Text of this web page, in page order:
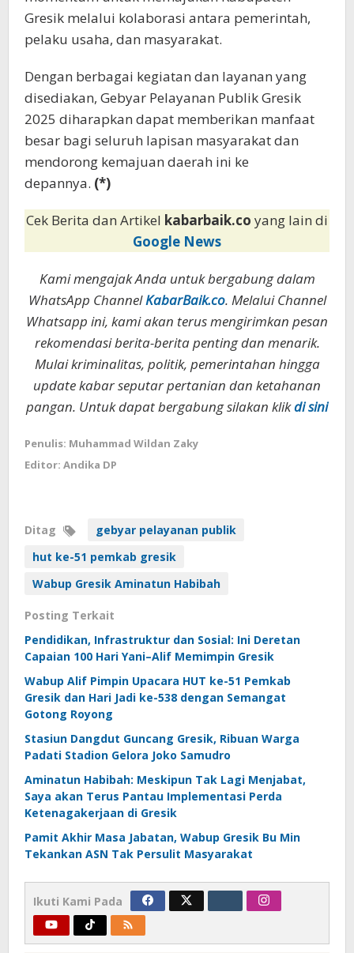
Gresik melalui kolaborasi antara pemerintah,
pelaku usaha, dan masyarakat.
Dengan berbagai kegiatan dan layanan yang
disediakan, Gebyar Pelayanan Publik Gresik
2025 diharapkan dapat memberikan manfaat
besar bagi seluruh lapisan masyarakat dan
mendorong kemajuan daerah ini ke
depannya. (*)
Cek Berita dan Artikel kabarbaik.co yang lain di
Google News
Kami mengajak Anda untuk bergabung dalam
WhatsApp ChannelKabarBaik.co. Melalui Channel
Whatsapp ini, kami akan terus mengirimkan pesan
rekomendasi berita-berita penting dan menarik.
Mulai kriminalitas, politik, pemerintahan hingga
update kabar seputar pertanian dan ketahanan
pangan. Untuk dapat bergabung silakan klikdi sini
Penulis: Muhammad Wildan Zaky
Editor: Andika DP
Ditag
gebyar pelayanan publik
hut ke-51 pemkab gresik
Wabup Gresik Aminatun Habibah
Posting Terkait
Pendidikan, Infrastruktur dan Sosial: Ini Deretan
Capaian 100 Hari Yani–Alif Memimpin Gresik
Wabup Alif Pimpin Upacara HUT ke-51 Pemkab
Gresik dan Hari Jadi ke-538 dengan Semangat
Gotong Royong
Stasiun Dangdut Guncang Gresik, Ribuan Warga
Padati Stadion Gelora Joko Samudro
Aminatun Habibah: Meskipun Tak Lagi Menjabat,
Saya akan Terus Pantau Implementasi Perda
Ketenagakerjaan di Gresik
Pamit Akhir Masa Jabatan, Wabup Gresik Bu Min
Tekankan ASN Tak Persulit Masyarakat
Ikuti Kami Pada